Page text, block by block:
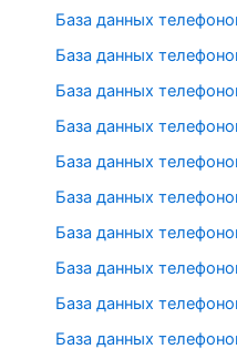
База данных
База данных
База данных
База данных
База данных
База данных
База данных
База данных
База данных
База данных